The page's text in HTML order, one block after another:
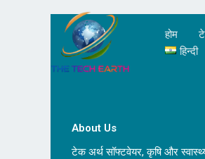
होम
हिन्दी
About Us
टेक अर्थ सॉफ्टवेयर, कृषि और